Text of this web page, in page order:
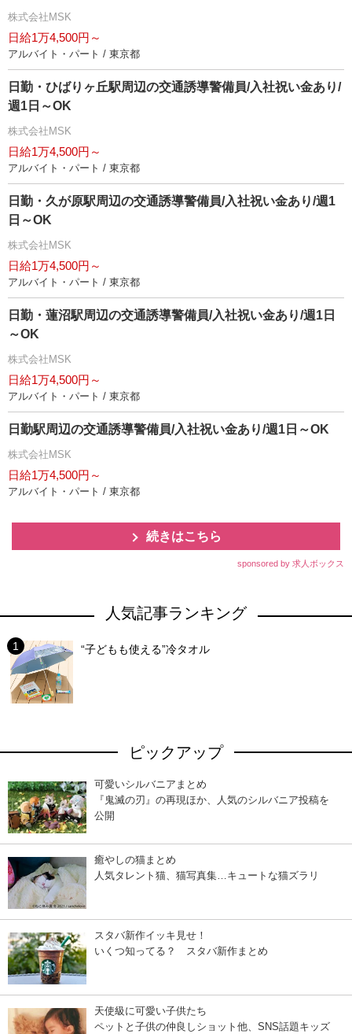
株式会社MSK
日給1万4,500円～
アルバイト・パート / 東京都
日勤・ひばりヶ丘駅周辺の交通誘導警備員/入社祝い金あり/
週1日～OK
株式会社MSK
日給1万4,500円～
アルバイト・パート / 東京都
日勤・久が原駅周辺の交通誘導警備員/入社祝い金あり/週1
日～OK
株式会社MSK
日給1万4,500円～
アルバイト・パート / 東京都
日勤・蓮沼駅周辺の交通誘導警備員/入社祝い金あり/週1日
～OK
株式会社MSK
日給1万4,500円～
アルバイト・パート / 東京都
日勤駅周辺の交通誘導警備員/入社祝い金あり/週1日～OK
株式会社MSK
日給1万4,500円～
アルバイト・パート / 東京都
続きはこちら
sponsored by 求人ボックス
人気記事ランキング
“子どもも使える”冷タオル
ピックアップ
可愛いシルバニアまとめ
『鬼滅の刃』の再現ほか、人気のシルバニア投稿を
公開
癒やしの猫まとめ
人気タレント猫、猫写真集…キュートな猫ズラリ
スタバ新作イッキ見せ！
いくつ知ってる？ スタバ新作まとめ
天使級に可愛い子供たち
ペットと子供の仲良しショット他、SNS話題キッズ